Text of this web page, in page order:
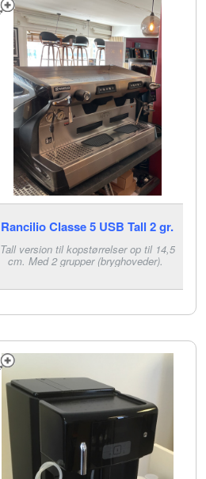
Rancilio Classe 5 USB Tall 2 gr.
Tall version til kopstørrelser op til 14,5
cm. Med 2 grupper (bryghoveder).